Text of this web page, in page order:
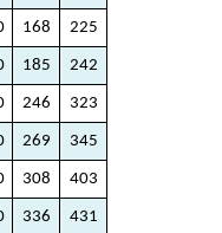
168 225
185 242
246 323
269 345
308 403
336 431